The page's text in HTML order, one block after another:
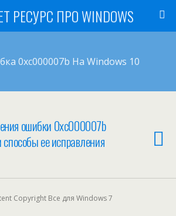
РЕСУРС ПРО WINDOWS
0xc000007b На Windows 10
ошибки 0xc000007b
ее исправления
Copyright Все для Windows 7